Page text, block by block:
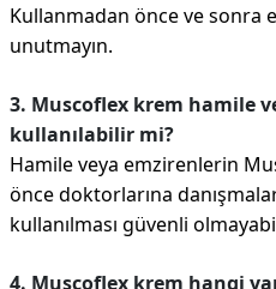
Kullanmadan önce ve sonra
unutmayın.
3. Muscoflex krem hamile
kullanılabilir mi?
Hamile veya emzirenlerin
önce doktorlarına
kullanılması güvenli
4. Muscoflex krem hangi